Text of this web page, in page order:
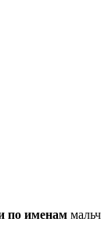
по именам